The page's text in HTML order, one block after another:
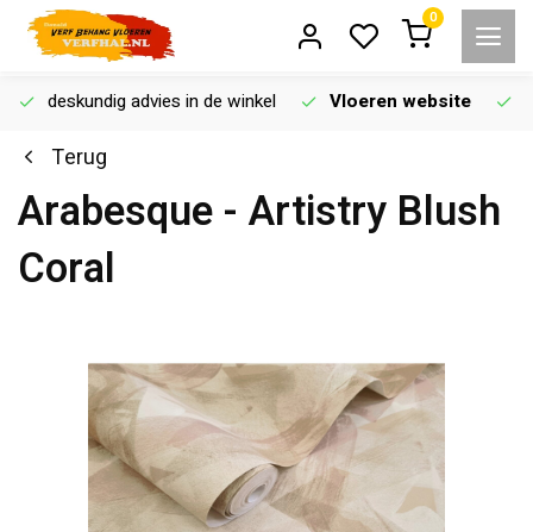
0
deskundig advies in de winkel Vloeren website
Terug
Arabesque - Artistry Blush
Coral